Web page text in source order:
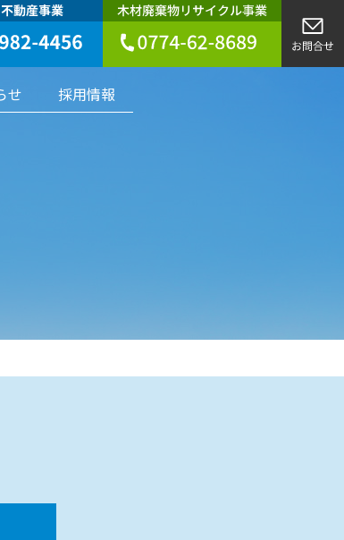
せ 採用情報